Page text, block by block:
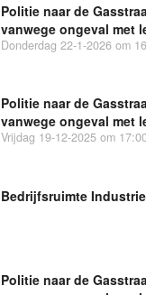
Politie naar de
vanwege ongeval met
Donderdag 22-1-2026 om
Politie naar de
vanwege ongeval met
Vrijdag 19-12-2025 om
Bedrijfsruimte
Politie naar de